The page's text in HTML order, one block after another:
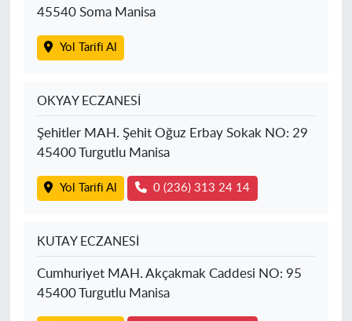
45540 Soma Manisa
Yol Tarifi Al
OKYAY ECZANESİ
Şehitler MAH. Şehit Oğuz Erbay Sokak NO: 29
45400 Turgutlu Manisa
Yol Tarifi Al 0 (236) 313 24 14
KUTAY ECZANESİ
Cumhuriyet MAH. Akçakmak Caddesi NO: 95
45400 Turgutlu Manisa